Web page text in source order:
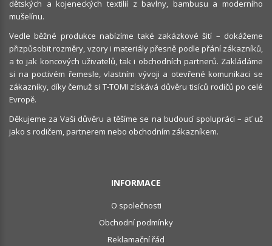
dětských a kojeneckých textilií z bavlny, bambusu a moderního
mušelínu.
Vedle běžné produkce nabízíme také zakázkové šití – dokážeme
přizpůsobit rozměry, vzory i materiály přesně podle přání zákazníků,
a to jak koncových uživatelů, tak i obchodních partnerů. Zakládáme
si na poctivém řemesle, vlastním vývoji a otevřené komunikaci se
zákazníky, díky čemuž si T-TOMI získává důvěru tisíců rodičů po celé
Evropě.
Děkujeme za Vaši důvěru a těšíme se na budoucí spolupráci – ať už
jako s rodičem, partnerem nebo obchodním zákazníkem.
INFORMACE
O společnosti
Obchodní podmínky
Reklamační řád